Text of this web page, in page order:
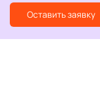
Оставить заявку